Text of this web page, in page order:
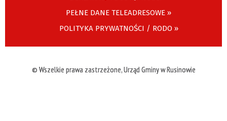
PEŁNE DANE TELEADRESOWE »
POLITYKA PRYWATNOŚCI / RODO »
© Wszelkie prawa zastrzeżone, Urząd Gminy w Rusinowie